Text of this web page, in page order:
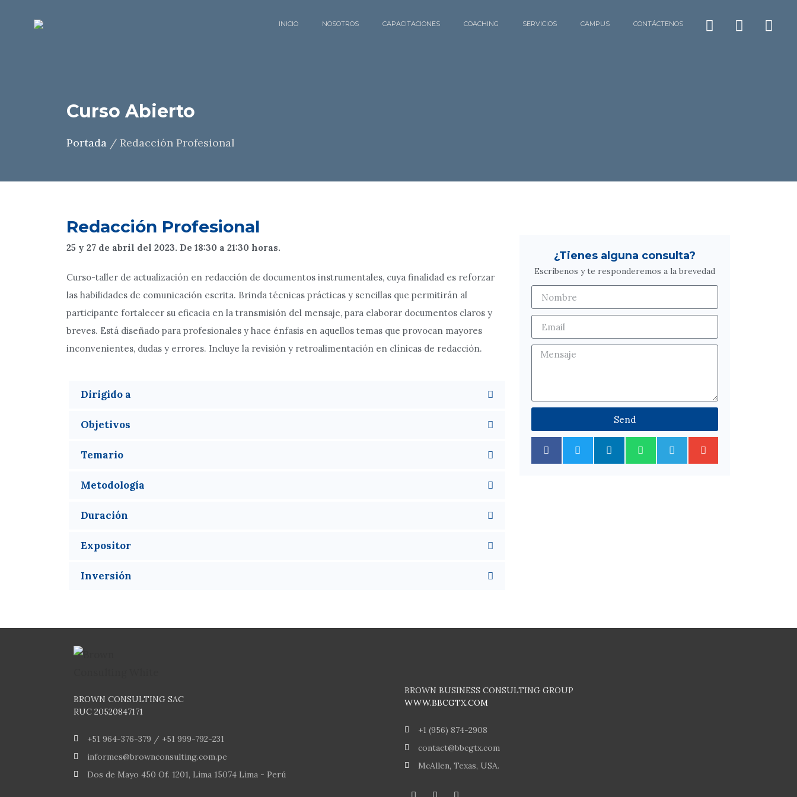
INICIO NOSOTROS CAPACITACIONES COACHING SERVICIOS CAMPUS CONTÁCTENOS
Curso Abierto
Portada / Redacción Profesional
Redacción Profesional
25 y 27 de abril del 2023. De 18:30 a 21:30 horas.
Curso-taller de actualización en redacción de documentos instrumentales, cuya finalidad es reforzar
las habilidades de comunicación escrita. Brinda técnicas prácticas y sencillas que permitirán al
participante fortalecer su eficacia en la transmisión del mensaje, para elaborar documentos claros y
breves. Está diseñado para profesionales y hace énfasis en aquellos temas que provocan mayores
inconvenientes, dudas y errores. Incluye la revisión y retroalimentación en clínicas de redacción.
Dirigido a
Objetivos
Temario
Metodología
Duración
Expositor
Inversión
¿Tienes alguna consulta?
Escríbenos y te responderemos a la brevedad
Send
BROWN CONSULTING SAC
RUC 20520847171
+51 964-376-379 / +51 999-792-231
informes@brownconsulting.com.pe
Dos de Mayo 450 Of. 1201, Lima 15074 Lima - Perú
BROWN BUSINESS CONSULTING GROUP
WWW.BBCGTX.COM
+1 (956) 874-2908
contact@bbcgtx.com
McAllen, Texas, USA.